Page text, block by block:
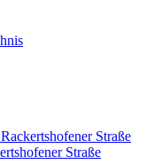
Straße
Straße